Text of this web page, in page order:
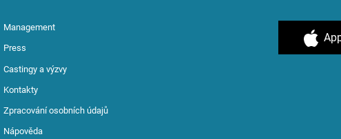
Management
Press
Castingy a výzvy
Kontakty
Zpracování osobních údajů
Nápověda